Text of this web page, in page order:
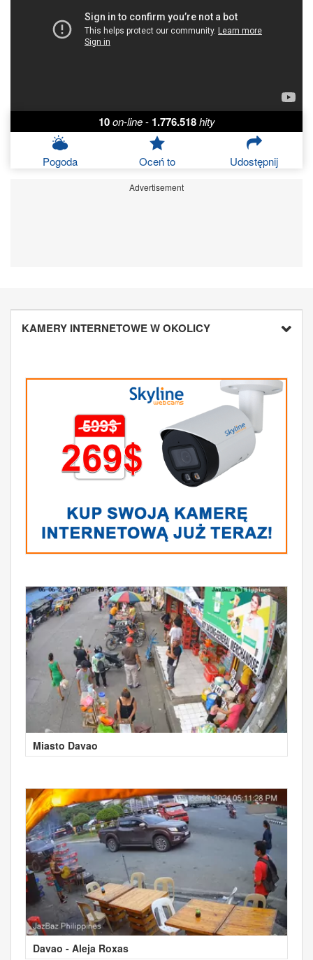
10 on-line - 1.776.518 hity
Pogoda Oceń to Udostępnij
Advertisement
KAMERY INTERNETOWE W OKOLICY
Miasto Davao
Davao - Aleja Roxas